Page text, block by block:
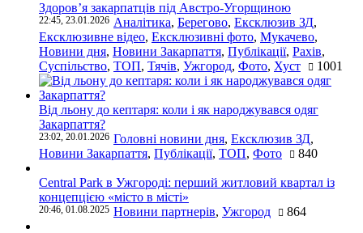
Здоров’я закарпатців під Австро-Угорщиною
22:45, 23.01.2026 Аналітика, Берегово, Ексклюзив ЗД,
Ексклюзивне відео, Ексклюзивні фото, Мукачево,
Новини дня, Новини Закарпаття, Публікації, Рахів,
Суспільство, ТОП, Тячів, Ужгород, Фото, Хуст 1001
Від льону до кептаря: коли і як народжувався одяг
Закарпаття?
23:02, 20.01.2026 Головні новини дня, Ексклюзив ЗД,
Новини Закарпаття, Публікації, ТОП, Фото 840
Central Park в Ужгороді: перший житловий квартал із
концепцією «місто в місті»
20:46, 01.08.2025 Новини партнерів, Ужгород 864